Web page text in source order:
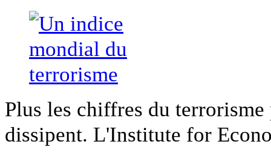
Plus les chiffres du
dissipent. L'Institute for